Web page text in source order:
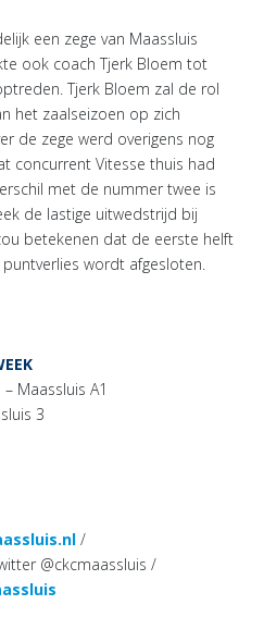
een zege van Maassluis
ook coach Tjerk Bloem tot
Tjerk Bloem zal de rol
het zaalseizoen op zich
de zege werd overigens nog
concurrent Vitesse thuis had
met de nummer twee is
de lastige uitwedstrijd bij
betekenen dat de eerste helft
wordt afgesloten.
Maassluis A1
3
/
@ckcmaassluis /